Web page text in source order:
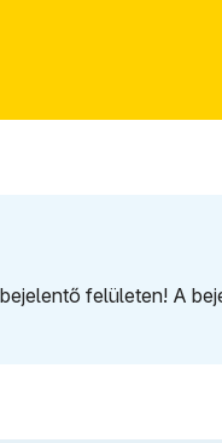
felületen! A